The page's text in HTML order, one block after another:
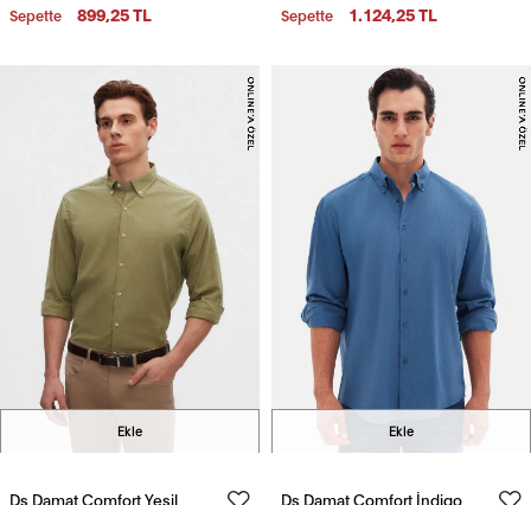
Sepette 899,25 TL Sepette 1.124,25 TL
Ekle
Ds Damat Comfort Yeşil
Ekle
Ds Damat Comfort İndigo